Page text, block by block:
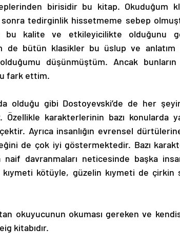
birisidir bu kitap. Okuduğum
tedirginlik hissetmeme sebep
kalite ve etkileyicilikte olduğunu
de bütün klasikler bu üslup ve anlatım
düşünmüştüm. Ancak
fark ettim.
Özellikle karakterlerinin bazı konularda
Ayrıca insanlığın evrensel
de çok iyi göstermektedir. Bazı
davranmaları neticesinde başka
kötüyle, güzelin kıymeti de çirkin
kitabıdır.